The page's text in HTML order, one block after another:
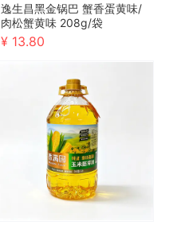
逸生昌黑金锅巴 蟹香蛋黄味/
肉松蟹黄味 208g/袋
¥ 13.80